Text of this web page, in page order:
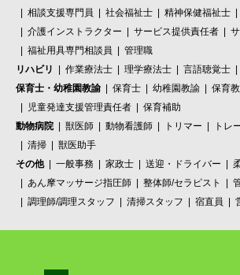
相談支援専門員
社会福祉士 精神保健福祉士
介護インストラクター
サービス提供責任者
福祉用具専門相談員
管理職
リハビリ
作業療法士 理学療法士 言語聴覚士
保育士・幼稚園教諭
保育士 幼稚園教諭 保育
児童発達支援管理責任者
保育補助
動物病院
獣医師 動物看護師 トリマー トレ
清掃
獣医助手
その他
一般事務 家政士 送迎・ドライバー
あん摩マッサージ指圧師
整体師/セラピスト
調理師/調理スタッフ
清掃スタッフ 宿直員